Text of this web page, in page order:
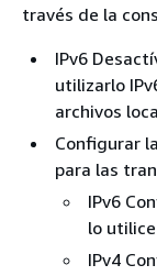
través de la
IPv6
utilizarlo
archivos
Configurar
para las
IPv6
lo
IPv4